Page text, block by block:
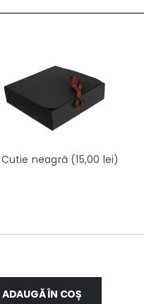
Cutie neagră (15,00 lei)
ADAUGĂ ÎN COȘ